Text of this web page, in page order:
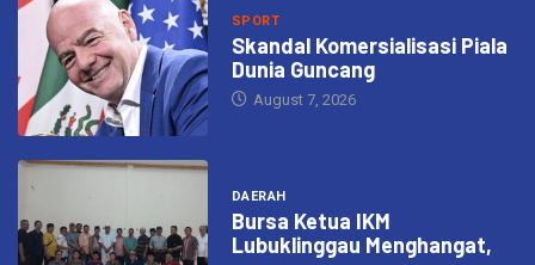
SPORT
Skandal Komersialisasi Piala
Dunia Guncang
August 7, 2026
DAERAH
Bursa Ketua IKM
Lubuklinggau Menghangat,